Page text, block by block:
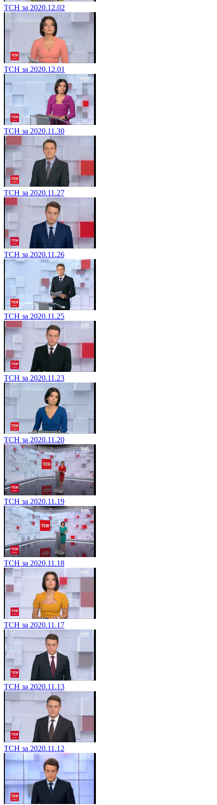
ТСН за 2020.12.02
ТСН за 2020.12.01
ТСН за 2020.11.30
ТСН за 2020.11.27
ТСН за 2020.11.26
ТСН за 2020.11.25
ТСН за 2020.11.23
ТСН за 2020.11.20
ТСН за 2020.11.19
ТСН за 2020.11.18
ТСН за 2020.11.17
ТСН за 2020.11.13
ТСН за 2020.11.12